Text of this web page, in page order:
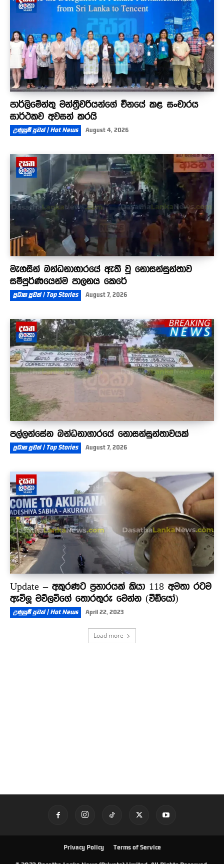
පාර්ලිමේන්තු මන්ත්‍රීවරියන්ගේ චීනයේ කළ සංචාරය
සාර්ථකව අවසන් කරයි
උණුසුම් පුවත් | Hot News August 4, 2026
මැගසින් බන්ධනාගාරයේ ඇති වූ නොසන්සුන්තාව
සම්පූර්ණයෙන්ම පාලනය කෙරේ
ප්‍රධාන පුවත් | Top Stories August 7, 2026
පල්ලන්සේන බන්ධනාගාරයේ නොසන්සුන්තාවයක්
ප්‍රධාන පුවත් | Top Stories August 7, 2026
Update – අකුරණට ප්‍රහාරයක් කියා 118 අමතා රටම
ඇවිලූ මව්ලවිගේ තොරතුරු මෙන්න (වීඩියෝ)
උණුසුම් පුවත් | Hot News April 22, 2023
Load more
Privacy Policy Terms of Service